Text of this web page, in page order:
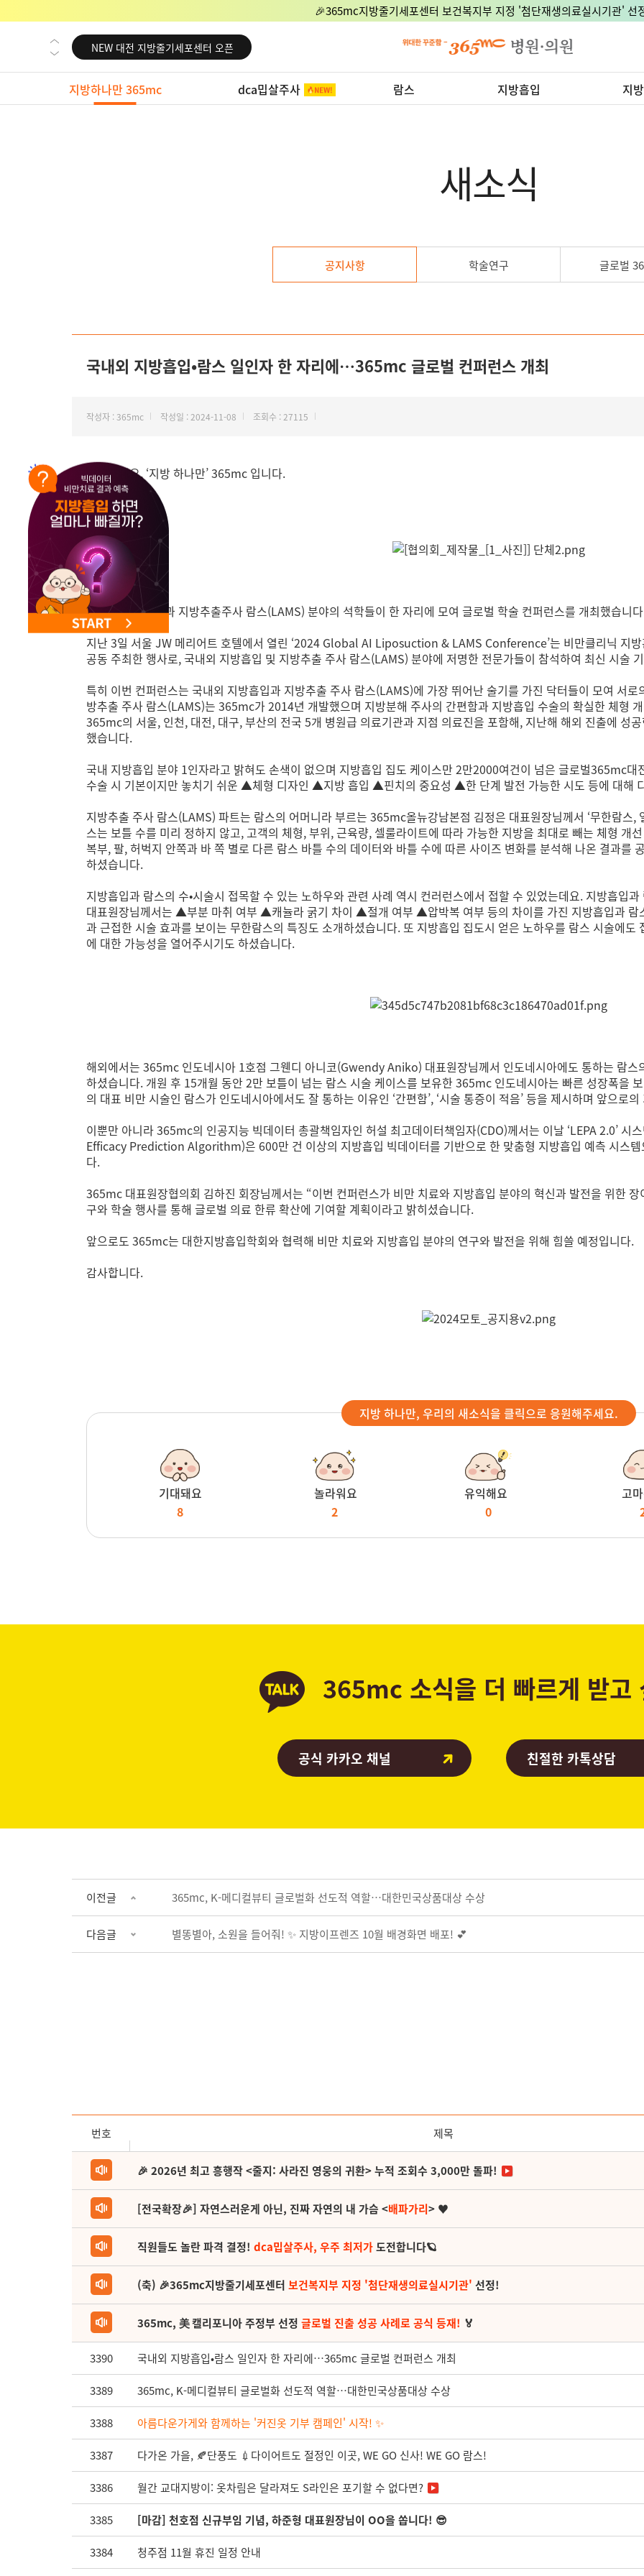
🎉365mc지방줄기세포센터 보건복지부 지정 '첨단재생의료실시기관' 선
NEW 교대 지방줄기세포센터 오픈
NEW 대전 지방줄기세포센터 오픈
NEW 노원 지방줄기세포센터 오픈
NEW 미국 LA점 오픈
지방하나만 365mc dca밉살주사 람스 지방흡입 지
새소식
공지사항 학술연구 글로벌
국내외 지방흡입•람스 일인자 한 자리에…365mc 글로벌 컨퍼런스 개최
작성자 : 365mc 작성일 : 2024-11-08 조회수 : 27115
안녕하세요, ‘지방 하나만’ 365mc 입니다.
국내외 지방흡입과 지방추출주사 람스(LAMS) 분야의 석학들이 한 자리에 모여 글로벌 학술 컨퍼런스를 개최했습니
지난 3일 서울 JW 메리어트 호텔에서 열린 ‘2024 Global AI Liposuction & LAMS Conference’는 비만클리닉 지
공동 주최한 행사로, 국내외 지방흡입 및 지방추출 주사 람스(LAMS) 분야에 저명한 전문가들이 참석하여 최신 시술
특히 이번 컨퍼런스는 국내외 지방흡입과 지방추출 주사 람스(LAMS)에 가장 뛰어난 술기를 가진 닥터들이 모여 서
방추출 주사 람스(LAMS)는 365mc가 2014년 개발했으며 지방분해 주사의 간편함과 지방흡입 수술의 확실한 체형
365mc의 서울, 인천, 대전, 대구, 부산의 전국 5개 병원급 의료기관과 지점 의료진을 포함해, 지난해 해외 진출에 성
했습니다.
국내 지방흡입 분야 1인자라고 밝혀도 손색이 없으며 지방흡입 집도 케이스만 2만2000여건이 넘은 글로벌365mc
수술 시 기본이지만 놓치기 쉬운 ▲체형 디자인 ▲지방 흡입 ▲핀치의 중요성 ▲한 단계 발전 가능한 시도 등에 대해
지방추출 주사 람스(LAMS) 파트는 람스의 어머니라 부르는 365mc올뉴강남본점 김정은 대표원장님께서 ‘무한람스,
스는 보틀 수를 미리 정하지 않고, 고객의 체형, 부위, 근육량, 셀룰라이트에 따라 가능한 지방을 최대로 빼는 체형 개
복부, 팔, 허벅지 안쪽과 바 쪽 별로 다른 람스 바틀 수의 데이터와 바틀 수에 따른 사이즈 변화를 분석해 나온 결과를
하셨습니다.
지방흡입과 람스의 수•시술시 접목할 수 있는 노하우와 관련 사례 역시 컨러런스에서 접할 수 있었는데요. 지방흡입
대표원장님께서는 ▲부분 마취 여부 ▲캐뉼라 굵기 차이 ▲절개 여부 ▲압박복 여부 등의 차이를 가진 지방흡입과 람
과 근접한 시술 효과를 보이는 무한람스의 특징도 소개하셨습니다. 또 지방흡입 집도시 얻은 노하우를 람스 시술에
에 대한 가능성을 열어주시기도 하셨습니다.
해외에서는 365mc 인도네시아 1호점 그웬디 아니코(Gwendy Aniko) 대표원장님께서 인도네시아에도 통하는 람스
하셨습니다. 개원 후 15개월 동안 2만 보틀이 넘는 람스 시술 케이스를 보유한 365mc 인도네시아는 빠른 성장폭을
의 대표 비만 시술인 람스가 인도네시아에서도 잘 통하는 이유인 ‘간편함’, ‘시술 통증이 적음’ 등을 제시하며 앞으로
이뿐만 아니라 365mc의 인공지능 빅데이터 총괄책임자인 허설 최고데이터책임자(CDO)께서는 이날 ‘LEPA 2.0’
Efficacy Prediction Algorithm)은 600만 건 이상의 지방흡입 빅데이터를 기반으로 한 맞춤형 지방흡입 예측 시스
다.
365mc 대표원장협의회 김하진 회장님께서는 “이번 컨퍼런스가 비만 치료와 지방흡입 분야의 혁신과 발전을 위한
구와 학술 행사를 통해 글로벌 의료 한류 확산에 기여할 계획이라고 밝히셨습니다.
앞으로도 365mc는 대한지방흡입학회와 협력해 비만 치료와 지방흡입 분야의 연구와 발전을 위해 힘쓸 예정입니다.
감사합니다.
지방 하나만, 우리의 새소식을 클릭으로 응원해주세요.
기대돼요
8
놀라워요
2
유익해요
0
고
365mc 소식을 더 빠르게 받고
공식 카카오 채널 친절한 카톡상담
이전글 365mc, K-메디컬뷰티 글로벌화 선도적 역할…대한민국상품대상 수상
다음글 별똥별아, 소원을 들어줘! ✨ 지방이프렌즈 10월 배경화면 배포! 💕
번호 제목
🎉 2026년 최고 흥행작 <줄지: 사라진 영웅의 귀환> 누적 조회수 3,000만 돌파!
[전국확장🎉] 자연스러운게 아닌, 진짜 자연의 내 가슴 <배파가리> ♥
직원들도 놀란 파격 결정! dca밉살주사, 우주 최저가도전합니다🪐
(축) 🎉365mc지방줄기세포센터 보건복지부 지정 '첨단재생의료실시기관' 선정!
365mc, 美 캘리포니아 주정부 선정 글로벌 진출 성공 사례로 공식 등재! 🏅
3390 국내외 지방흡입•람스 일인자 한 자리에…365mc 글로벌 컨퍼런스 개최
3389 365mc, K-메디컬뷰티 글로벌화 선도적 역할…대한민국상품대상 수상
3388 아름다운가게와 함께하는 '커진옷 기부 캠페인' 시작! ✨
3387 다가온 가을, 🍂단풍도 💉다이어트도 절정인 이곳, WE GO 신사! WE GO 람스!
3386 월간 교대지방이: 옷차림은 달라져도 S라인은 포기할 수 없다면?
3385 [마감] 천호점 신규부임 기념, 하준형 대표원장님이 OO을 쏩니다! 😎
3384 청주점 11월 휴진 일정 안내